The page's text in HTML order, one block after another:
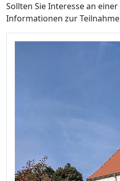
Sollten Sie Interesse an
Informationen zur Teilnahme